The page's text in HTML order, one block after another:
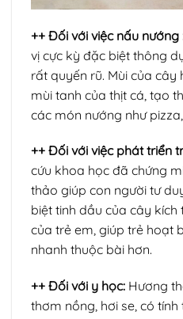
++ Đối với việc nấu nướng
vị cực kỳ đặc biệt thông
rất quyến rũ. Mùi của
mùi tanh của thịt cá, tạo
các món nướng như
++ Đối với việc phát triển
cứu khoa học đã chứng
thảo giúp con người tư
biệt tinh dầu của cây kích
của trẻ em, giúp trẻ hoạt
nhanh thuộc bài hơn.
++ Đối với y học: Hương
thơm nồng, hơi se, có